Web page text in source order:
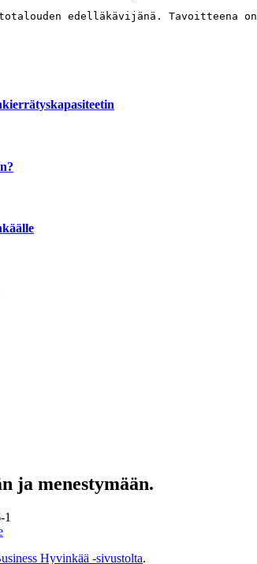
kiertotalouden edelläkävijänä.
ja menestymään.
1
Hyvinkää -sivustolta.